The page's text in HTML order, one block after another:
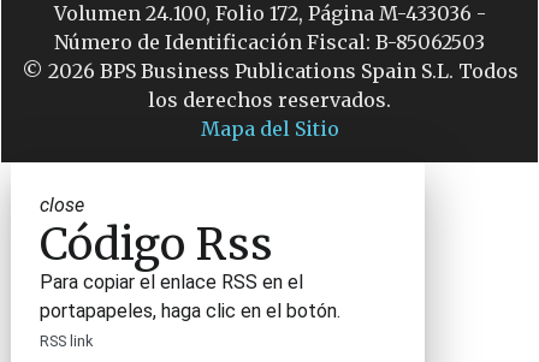
Volumen 24.100, Folio 172, Página M-433036 -
Número de Identificación Fiscal: B-85062503
© 2026 BPS Business Publications Spain S.L. Todos
los derechos reservados.
Mapa del Sitio
close
Código Rss
Para copiar el enlace RSS en el
portapapeles, haga clic en el botón.
RSS link